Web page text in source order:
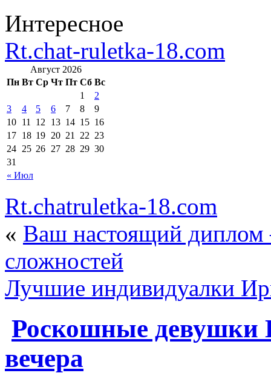
Интересное
Rt.chat-ruletka-18.com
Август 2026
Пн Вт Ср Чт Пт Сб Вс
« Июл
1
2
3
4 5 6 7 8
9
10 11 12 13 14 15 16
17 18 19 20 21 22 23
24 25 26 27 28 29 30
31
Rt.chatruletka-18.com
« Ваш настоящий диплом
сложностей
Лучшие индивидуалки
Роскошные девушки
вечера